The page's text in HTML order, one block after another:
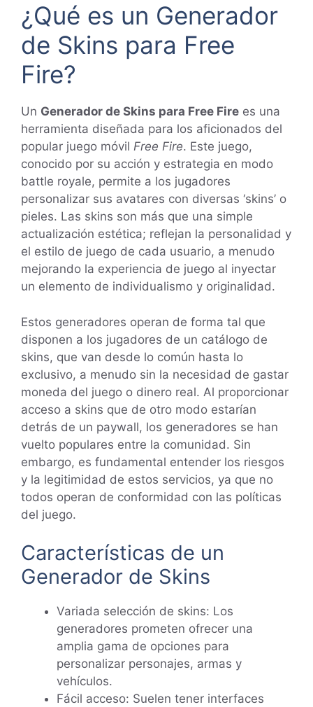
¿Qué es un Generador
de Skins para Free
Fire?
Un Generador de Skins para Free Fire es una
herramienta diseñada para los aficionados del
popular juego móvil Free Fire. Este juego,
conocido por su acción y estrategia en modo
battle royale, permite a los jugadores
personalizar sus avatares con diversas ‘skins’ o
pieles. Las skins son más que una simple
actualización estética; reflejan la personalidad y
el estilo de juego de cada usuario, a menudo
mejorando la experiencia de juego al inyectar
un elemento de individualismo y originalidad.
Estos generadores operan de forma tal que
disponen a los jugadores de un catálogo de
skins, que van desde lo común hasta lo
exclusivo, a menudo sin la necesidad de gastar
moneda del juego o dinero real. Al proporcionar
acceso a skins que de otro modo estarían
detrás de un paywall, los generadores se han
vuelto populares entre la comunidad. Sin
embargo, es fundamental entender los riesgos
y la legitimidad de estos servicios, ya que no
todos operan de conformidad con las políticas
del juego.
Características de un
Generador de Skins
Variada selección de skins: Los
generadores prometen ofrecer una
amplia gama de opciones para
personalizar personajes, armas y
vehículos.
Fácil acceso: Suelen tener interfaces